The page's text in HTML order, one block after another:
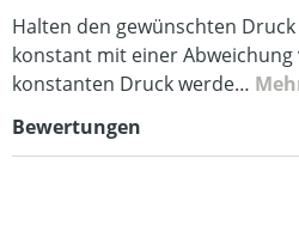
Halten den gewünschten
konstant mit einer Abweichung
konstanten Druck werde…
Bewertungen